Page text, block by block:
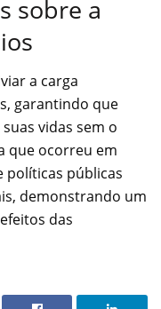
sobre a
a carga
garantindo que
vidas sem o
que ocorreu em
políticas públicas
demonstrando um
das